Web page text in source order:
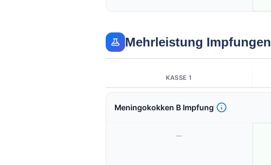
Mehrleistung Impfungen
KASSE 1
Meningokokken B Impfung
—